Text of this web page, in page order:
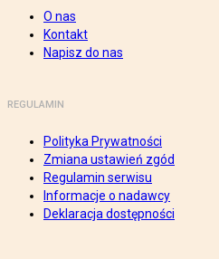
O nas
Kontakt
Napisz do nas
REGULAMIN
Polityka Prywatności
Zmiana ustawień zgód
Regulamin serwisu
Informacje o nadawcy
Deklaracja dostępności